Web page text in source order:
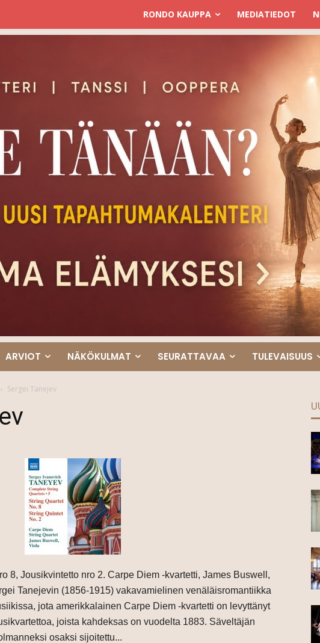
RONDO KAUPPA MEDIATIEDOT
ARVIOT NÄKÖKULMAT SEURATTAVAA TULEVAISUUS
Sergei Tanejev
8, Jousikvintetto nro 2. Carpe Diem -kvartetti, James Buswell,
Tanejevin (1856-1915) vakavamielinen venäläisromantiikka
jota amerikkalainen Carpe Diem -kvartetti on levyttänyt
joista kahdeksas on vuodelta 1883. Säveltäjän
osaksi sijoitettu...